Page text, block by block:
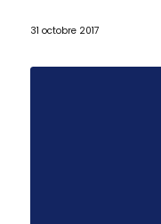
31 octobre 2017